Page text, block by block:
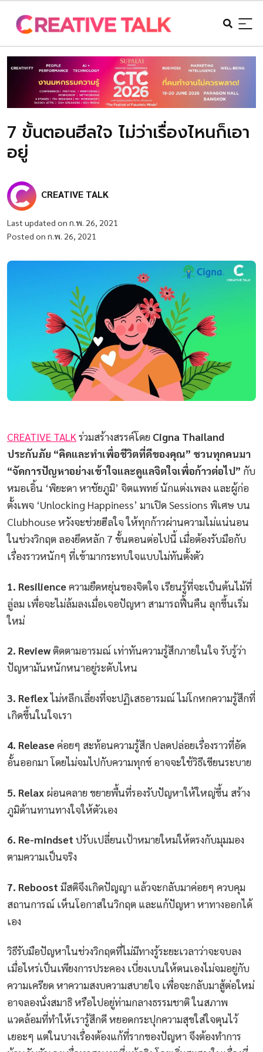
7 ขั้นตอนฮีลใจ ไม่ว่าเรื่องไหนก็เอา
อยู่
CREATIVE TALK
Last updated on ก.พ. 26, 2021
Posted on ก.พ. 26, 2021
CREATIVE TALK ร่วมสร้างสรรค์โดย Cigna Thailand
ประกันภัย “คิดและทำเพื่อชีวิตที่ดีของคุณ” ชวนทุกคนมา
“จัดการปัญหาอย่างเข้าใจและดูแลจิตใจเพื่อก้าวต่อไป” กับ
หมอเอิ้น ‘พิยะดา หาชัยภูมิ’ จิตแพทย์ นักแต่งเพลง และผู้ก่อ
ตั้งเพจ ‘Unlocking Happiness’ มาเปิด Sessions พิเศษ บน
Clubhouse หวังจะช่วยฮีลใจ ให้ทุกก้าวผ่านความไม่แน่นอน
ในช่วงวิกฤต ลองยึดหลัก 7 ขั้นตอนต่อไปนี้ เมื่อต้องรับมือกับ
เรื่องราวหนักๆ ที่เข้ามากระทบใจแบบไม่ทันตั้งตัว
1. Resilienceความยืดหยุ่นของจิตใจ เรียนรู้ที่จะเป็นต้นไม้ที่
ลู่ลม เพื่อจะไม่ล้มลงเมื่อเจอปัญหา สามารถฟื้นคืน ลุกขึ้นเริ่ม
ใหม่
2. Reviewติดตามอารมณ์ เท่าทันความรู้สึกภายในใจ รับรู้ว่า
ปัญหามันหนักหนาอยู่ระดับไหน
3. Reflexไม่หลีกเลี่ยงที่จะปฏิเสธอารมณ์ ไม่โกหกความรู้สึกที่
เกิดขึ้นในใจเรา
4. Releaseค่อยๆ สะท้อนความรู้สึก ปลดปล่อยเรื่องราวที่อัด
อั้นออกมา โดยไม่จมไปกับความทุกข์ อาจจะใช้วิธีเขียนระบาย
5. Relax ผ่อนคลาย ขยายพื้นที่รองรับปัญหาให้ใหญ่ขึ้น สร้าง
ภูมิต้านทานทางใจให้ตัวเอง
6. Re-mindset ปรับเปลี่ยนเป้าหมายใหม่ให้ตรงกับมุมมอง
ตามความเป็นจริง
7. Reboost มีสติจึงเกิดปัญญา แล้วจะกลับมาค่อยๆ ควบคุม
สถานการณ์ เห็นโอกาสในวิกฤต และแก้ปัญหา หาทางออกได้
เอง
วิธีรับมือปัญหาในช่วงวิกฤตที่ไม่มีทางรู้ระยะเวลาว่าจะจบลง
เมื่อไหร่เป็นเพียงการประคอง เบี่ยงเบนให้ตนเองไม่จมอยู่กับ
ความเครียด หาความสงบความสบายใจ เพื่อจะกลับมาสู้ต่อใหม่
อาจลองนั่งสมาธิ หรือไปอยู่ท่ามกลางธรรมชาติ ในสภาพ
แวดล้อมที่ทำให้เรารู้สึกดี หยอดกระปุกความสุขใส่ใจตุนไว้
เยอะๆ แต่ในบางเรื่องต้องแก้ที่รากของปัญหา จึงต้องทำการ